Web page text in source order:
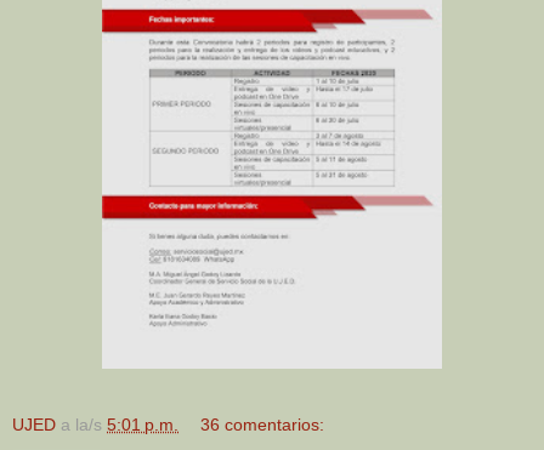
UJED a la/s 5:01 p.m. 36 comentarios: